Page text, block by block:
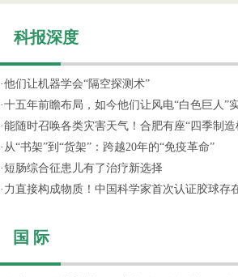
科报深度
·他们让机器学会“隔空探测术”
·十五年前瞻布局，如今他们让风电“白色巨人”
·能随时召唤各类灾害天气！合肥有座“四季制造
· 从“书架”到“货架”：跨越20年的“免疫革命”
· 短肠综合征患儿有了治疗新选择
· 力直接构成物质！中国科学家首次认证胶球存
国 际